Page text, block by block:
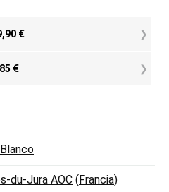
€
€
du-Jura AOC (Francia)